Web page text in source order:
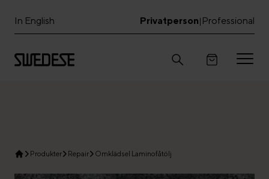
In English Privatperson| Professional
Produkter Repair Omklädsel Laminofåtölj